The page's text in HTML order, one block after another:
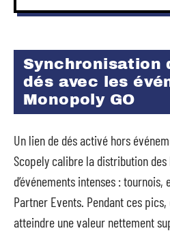
Synchronisation
dés avec les
Monopoly GO
Un lien de dés activé hors
Scopely calibre la distribution
d’événements intenses :
Partner Events. Pendant ces
atteindre une valeur nettement